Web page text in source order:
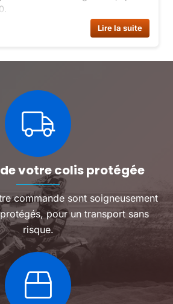
Lire la suite
votre colis protégée
commande sont soigneusement
pour un transport sans
risque.